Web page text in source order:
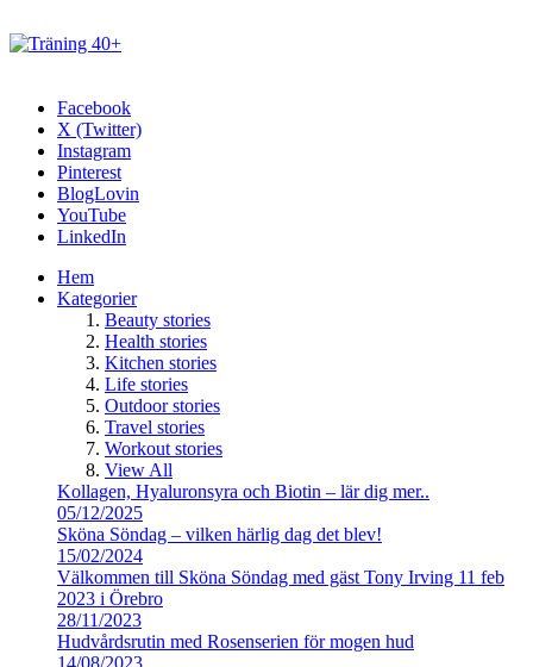
Facebook
X (Twitter)
Instagram
Pinterest
BlogLovin
YouTube
LinkedIn
Hem
Kategorier
Beauty stories
Health stories
Kitchen stories
Life stories
Outdoor stories
Travel stories
Workout stories
View All
Kollagen, Hyaluronsyra och Biotin – lär dig mer..
05/12/2025
Sköna Söndag – vilken härlig dag det blev!
15/02/2024
Välkommen till Sköna Söndag med gäst Tony Irving 11 feb
2023 i Örebro
28/11/2023
Hudvårdsrutin med Rosenserien för mogen hud
14/08/2023